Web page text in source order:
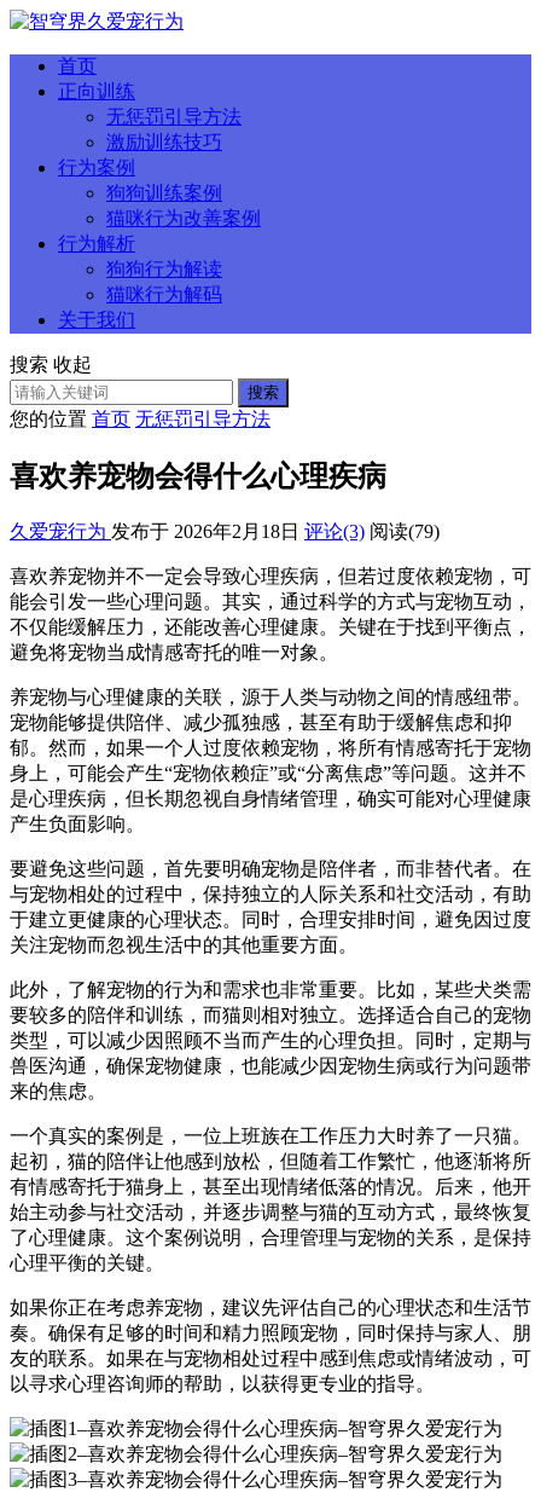
首页
正向训练
无惩罚引导方法
激励训练技巧
行为案例
狗狗训练案例
猫咪行为改善案例
行为解析
狗狗行为解读
猫咪行为解码
关于我们
搜索 收起
搜索
您的位置 首页 无惩罚引导方法
喜欢养宠物会得什么心理疾病
久爱宠行为 发布于 2026年2月18日 评论(3) 阅读(79)
喜欢养宠物并不一定会导致心理疾病，但若过度依赖宠物，可
能会引发一些心理问题。其实，通过科学的方式与宠物互动，
不仅能缓解压力，还能改善心理健康。关键在于找到平衡点，
避免将宠物当成情感寄托的唯一对象。
养宠物与心理健康的关联，源于人类与动物之间的情感纽带。
宠物能够提供陪伴、减少孤独感，甚至有助于缓解焦虑和抑
郁。然而，如果一个人过度依赖宠物，将所有情感寄托于宠物
身上，可能会产生“宠物依赖症”或“分离焦虑”等问题。这并不
是心理疾病，但长期忽视自身情绪管理，确实可能对心理健康
产生负面影响。
要避免这些问题，首先要明确宠物是陪伴者，而非替代者。在
与宠物相处的过程中，保持独立的人际关系和社交活动，有助
于建立更健康的心理状态。同时，合理安排时间，避免因过度
关注宠物而忽视生活中的其他重要方面。
此外，了解宠物的行为和需求也非常重要。比如，某些犬类需
要较多的陪伴和训练，而猫则相对独立。选择适合自己的宠物
类型，可以减少因照顾不当而产生的心理负担。同时，定期与
兽医沟通，确保宠物健康，也能减少因宠物生病或行为问题带
来的焦虑。
一个真实的案例是，一位上班族在工作压力大时养了一只猫。
起初，猫的陪伴让他感到放松，但随着工作繁忙，他逐渐将所
有情感寄托于猫身上，甚至出现情绪低落的情况。后来，他开
始主动参与社交活动，并逐步调整与猫的互动方式，最终恢复
了心理健康。这个案例说明，合理管理与宠物的关系，是保持
心理平衡的关键。
如果你正在考虑养宠物，建议先评估自己的心理状态和生活节
奏。确保有足够的时间和精力照顾宠物，同时保持与家人、朋
友的联系。如果在与宠物相处过程中感到焦虑或情绪波动，可
以寻求心理咨询师的帮助，以获得更专业的指导。